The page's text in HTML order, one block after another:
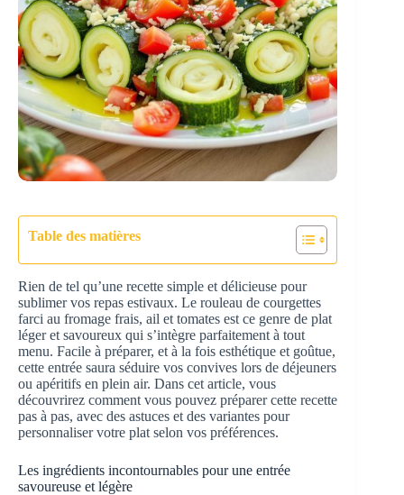
Table des matières
Rien de tel qu’une recette simple et délicieuse pour
sublimer vos repas estivaux. Le rouleau de courgettes
farci au fromage frais, ail et tomates est ce genre de plat
léger et savoureux qui s’intègre parfaitement à tout
menu. Facile à préparer, et à la fois esthétique et goûtue,
cette entrée saura séduire vos convives lors de déjeuners
ou apéritifs en plein air. Dans cet article, vous
découvrirez comment vous pouvez préparer cette recette
pas à pas, avec des astuces et des variantes pour
personnaliser votre plat selon vos préférences.
Les ingrédients incontournables pour une entrée
savoureuse et légère